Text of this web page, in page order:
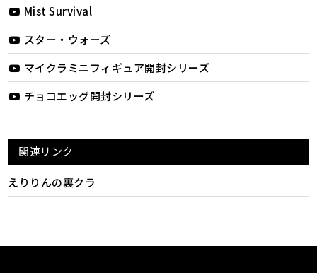
Mist Survival
スター・ウォーズ
マイクラミニフィギュア開封シリーズ
チョコエッグ開封シリーズ
関連リンク
えりりんの裏クラ